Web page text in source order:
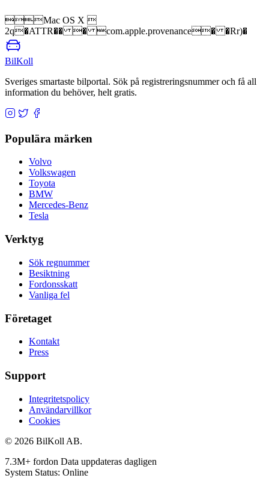
Mac OS X 
2q�ATTR�� � com.apple.provenance� �Rr)�
BilKoll
Sveriges smartaste bilportal. Sök på registreringsnummer och få all
information du behöver, helt gratis.
Populära märken
Volvo
Volkswagen
Toyota
BMW
Mercedes-Benz
Tesla
Verktyg
Sök regnummer
Besiktning
Fordonsskatt
Vanliga fel
Företaget
Kontakt
Press
Support
Integritetspolicy
Användarvillkor
Cookies
© 2026 BilKoll AB.
7.3M+ fordon Data uppdateras dagligen
System Status: Online